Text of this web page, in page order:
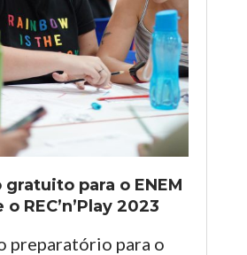
para o ENEM
REC’n’Play 2023
preparatório para o